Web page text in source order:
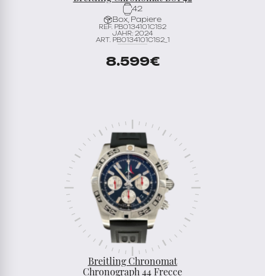
42
Box, Papiere
REF. PB0134101C1S2
JAHR: 2024
ART. PB0134101C1S2_1
8.599€
Breitling Chronomat
Chronograph 44 Frecce